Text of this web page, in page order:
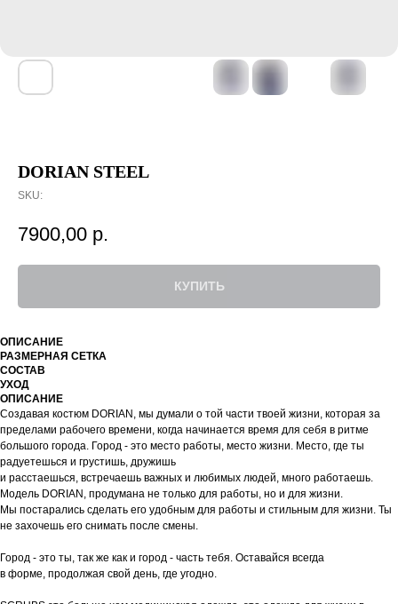
DORIAN STEEL
SKU:
7900,00 р.
КУПИТЬ
ОПИСАНИЕ
РАЗМЕРНАЯ СЕТКА
СОСТАВ
УХОД
ОПИСАНИЕ
Создавая костюм DORIAN, мы думали о той части твоей жизни, которая за
пределами рабочего времени, когда начинается время для себя в ритме
большого города. Город - это место работы, место жизни. Место, где ты
радуетешься и грустишь, дружишь
и расстаешься, встречаешь важных и любимых людей, много работаешь.
Модель DORIAN, продумана не только для работы, но и для жизни.
Мы постарались сделать его удобным для работы и стильным для жизни. Ты
не захочешь его снимать после смены.
Город - это ты, так же как и город - часть тебя. Оставайся всегда
в форме, продолжая свой день, где угодно.